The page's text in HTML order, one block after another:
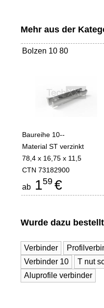
Mehr aus der
Bolzen 10 80
Baureihe 10--
Material ST verzinkt
78,4 x 16,75 x 11,5
CTN 73182900
ab 159 €
Wurde dazu bestellt
Verbinder
Verbinder 10
T nut
Aluprofile verbinder